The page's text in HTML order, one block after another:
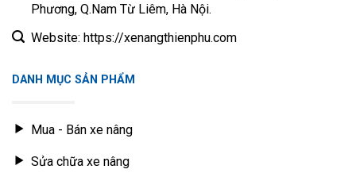
Phương, Q.Nam Từ Liêm, Hà Nội.
Website: https://xenangthienphu.com
DANH MỤC SẢN PHẨM
Mua - Bán xe nâng
Sửa chữa xe nâng